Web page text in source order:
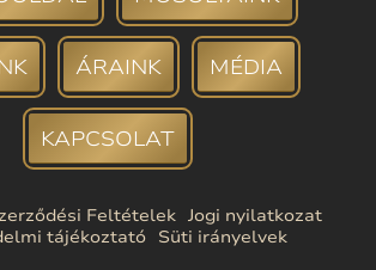
ÁRAINK MÉDIA
KAPCSOLAT
Feltételek Jogi nyilatkozat
tájékoztató
Süti irányelvek